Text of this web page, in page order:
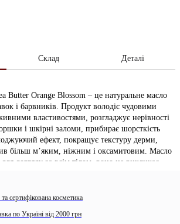
Склад Деталі
Butter Orange Blossom – це натуральне масло
і барвників. Продукт володіє чудовими
властивостями, розгладжує нерівності
і шкірні заломи, прибирає шорсткість
ефект, покращує текстуру дерми,
більш м’яким, ніжним і оксамитовим. Масло
догляду за всім тілом, воно не викликає
залишає після себе липкості і відчуття плівки.
усуне сухість, попередить появу
душевну рівновагу і гармонію з
та сертифікована косметика
по Україні від 2000 грн